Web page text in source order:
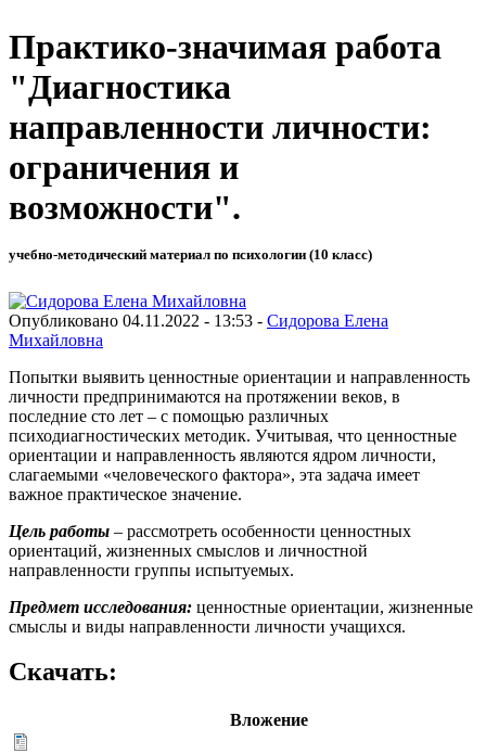
Практико-значимая работа
"Диагностика
направленности личности:
ограничения и
возможности".
учебно-методический материал по психологии (10 класс)
Опубликовано 04.11.2022 - 13:53 - Сидорова Елена
Михайловна
Попытки выявить ценностные ориентации и направленность
личности предпринимаются на протяжении веков, в
последние сто лет – с помощью различных
психодиагностических методик. Учитывая, что ценностные
ориентации и направленность являются ядром личности,
слагаемыми «человеческого фактора», эта задача имеет
важное практическое значение.
Цель работы – рассмотреть особенности ценностных
ориентаций, жизненных смыслов и личностной
направленности группы испытуемых.
Предмет исследования: ценностные ориентации, жизненные
смыслы и виды направленности личности учащихся.
Скачать:
Вложение